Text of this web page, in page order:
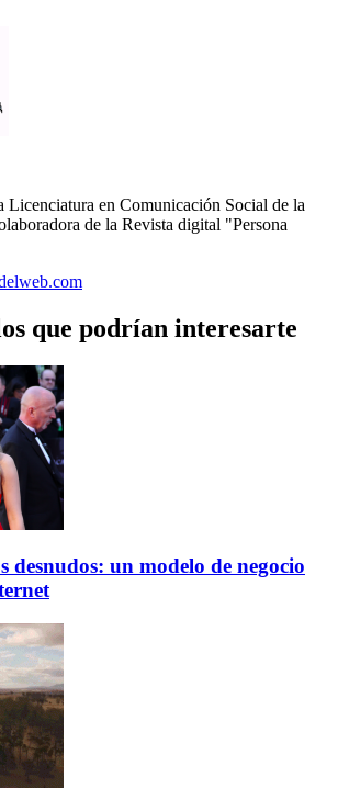
Licenciatura en Comunicación Social de la
de la Revista digital "Persona
que podrían interesarte
desnudos: un modelo de negocio